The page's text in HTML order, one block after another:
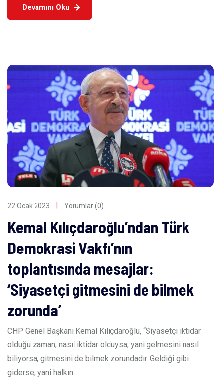
Devamını Oku
22 Ocak 2023 Yorumlar (0)
Kemal Kılıçdaroğlu’ndan Türk
Demokrasi Vakfı’nın
toplantısında mesajlar:
‘Siyasetçi gitmesini de bilmek
zorunda’
CHP Genel Başkanı Kemal Kılıçdaroğlu, “Siyasetçi iktidar
olduğu zaman, nasıl iktidar olduysa; yani gelmesini nasıl
biliyorsa, gitmesini de bilmek zorundadır. Geldiği gibi
giderse, yani halkın